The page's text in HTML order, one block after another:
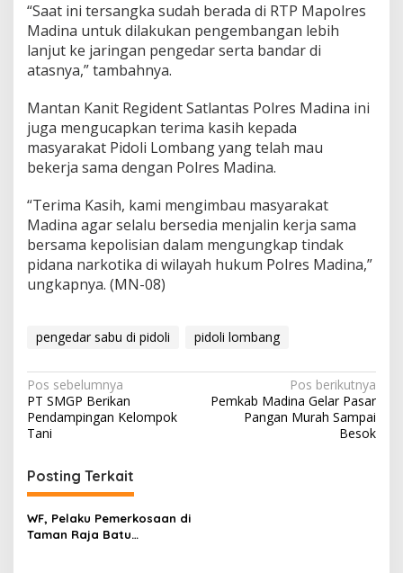
“Saat ini tersangka sudah berada di RTP Mapolres
Madina untuk dilakukan pengembangan lebih
lanjut ke jaringan pengedar serta bandar di
atasnya,” tambahnya.
Mantan Kanit Regident Satlantas Polres Madina ini
juga mengucapkan terima kasih kepada
masyarakat Pidoli Lombang yang telah mau
bekerja sama dengan Polres Madina.
“Terima Kasih, kami mengimbau masyarakat
Madina agar selalu bersedia menjalin kerja sama
bersama kepolisian dalam mengungkap tindak
pidana narkotika di wilayah hukum Polres Madina,”
ungkapnya. (MN-08)
pengedar sabu di pidoli pidoli lombang
Navigasi
pos
Pos sebelumnya
PT SMGP Berikan
Pendampingan Kelompok
Tani
Pos berikutnya
Pemkab Madina Gelar Pasar
Pangan Murah Sampai
Besok
Posting Terkait
WF, Pelaku Pemerkosaan di
Taman Raja Batu